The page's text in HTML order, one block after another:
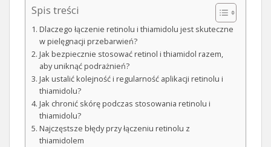
Spis treści
Dlaczego łączenie retinolu i thiamidolu jest skuteczne
w pielęgnacji przebarwień?
Jak bezpiecznie stosować retinol i thiamidol razem,
aby uniknąć podrażnień?
Jak ustalić kolejność i regularność aplikacji retinolu i
thiamidolu?
Jak chronić skórę podczas stosowania retinolu i
thiamidolu?
Najczęstsze błędy przy łączeniu retinolu z
thiamidolem